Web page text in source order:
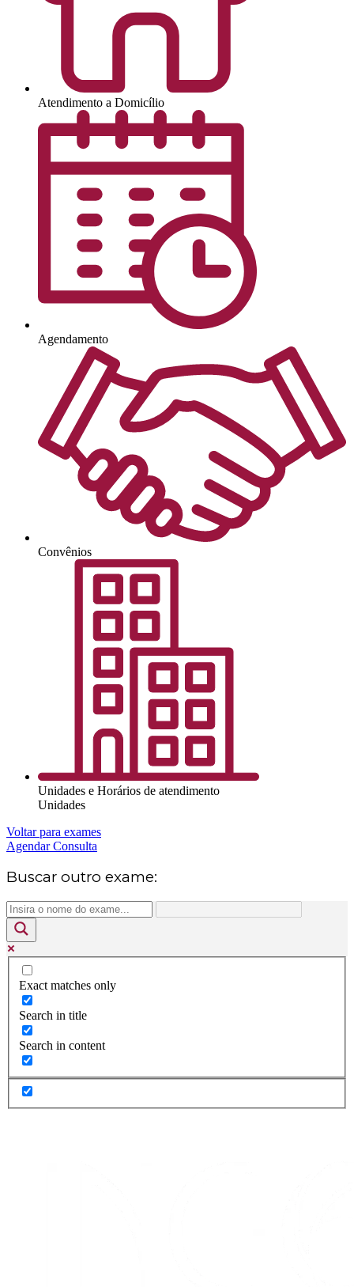
Atendimento a Domicílio
Agendamento
Convênios
Unidades e Horários de atendimento
Unidades
Voltar para exames
Agendar Consulta
Buscar outro exame:
Exact matches only
Search in title
Search in content